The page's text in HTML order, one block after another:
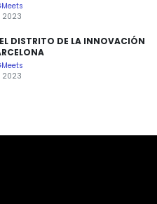
2023
DISTRITO DE LA INNOVACIÓN
2023